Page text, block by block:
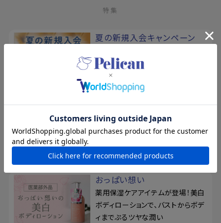
特集
夏の新規入会キャンペーン
になる。新規会員登録で500ポイン
トプレゼント
柿渋のちからを、味方につけ
る
ベタつきやお肌のニオイが気になり
っけん
おっぱい想い
薬用保湿ケアアイテムが登場！美白
ボディローションで、バストからボデ
ィまでぷるツヤな潤い